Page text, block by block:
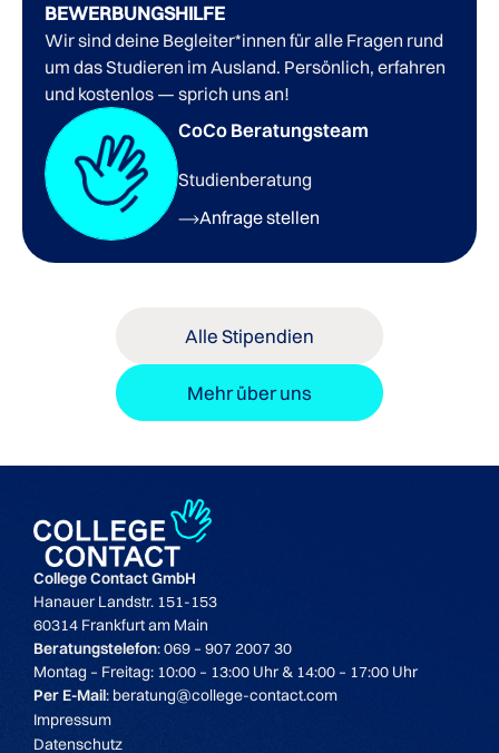
BEWERBUNGSHILFE
Wir sind deine Begleiter*innen für alle Fragen rund
um das Studieren im Ausland. Persönlich, erfahren
und kostenlos — sprich uns an!
CoCo Beratungsteam
Studienberatung
Anfrage stellen
Alle Stipendien
Mehr über uns
College Contact GmbH
Hanauer Landstr. 151-153
60314 Frankfurt am Main
Beratungstelefon: 069 – 907 2007 30
Montag – Freitag: 10:00 – 13:00 Uhr & 14:00 – 17:00 Uhr
Per E-Mail: beratung@college-contact.com
Impressum
Datenschutz